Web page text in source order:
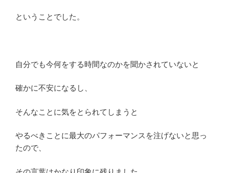
ということでした。
自分でも今何をする時間なのかを聞かされていないと
確かに不安になるし、
そんなことに気をとられてしまうと
やるべきことに最大のパフォーマンスを注げないと思っ
たので、